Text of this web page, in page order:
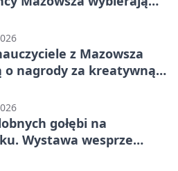
z Mazowsza
o nagrody za kreatywną
gołębi na
Wystawa wesprze